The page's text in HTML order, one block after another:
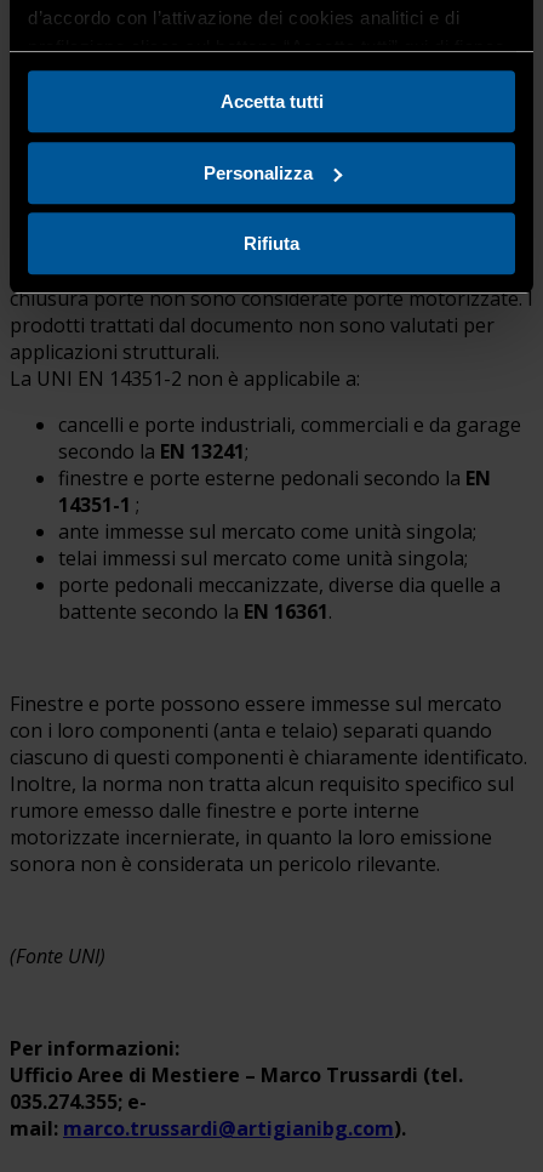
d’accordo con l’attivazione dei cookies analitici e di
profilazione clicca sul bottone “Accetta tutti” qui di fianco.
Accetta tutti
Personalizza
Rifiuta
doppia, che potrebbero essere completati con:
relativi accessori per serramenti;
dispositivi di chiusura porte;
sopra luci integrali;
telaio da includere in una singola apertura.
Le porte azionabili manualmente con dispositivi di
chiusura porte non sono considerate porte motorizzate. I
prodotti trattati dal documento non sono valutati per
applicazioni strutturali.
La UNI EN 14351-2 non è applicabile a:
cancelli e porte industriali, commerciali e da garage
secondo la EN 13241;
finestre e porte esterne pedonali secondo la EN
14351-1 ;
ante immesse sul mercato come unità singola;
telai immessi sul mercato come unità singola;
porte pedonali meccanizzate, diverse dia quelle a
battente secondo la EN 16361.
Finestre e porte possono essere immesse sul mercato
con i loro componenti (anta e telaio) separati quando
ciascuno di questi componenti è chiaramente identificato.
Inoltre, la norma non tratta alcun requisito specifico sul
rumore emesso dalle finestre e porte interne
motorizzate incernierate, in quanto la loro emissione
sonora non è considerata un pericolo rilevante.
(Fonte UNI)
Per informazioni:
Ufficio Aree di Mestiere – Marco Trussardi (tel.
035.274.355; e-
mail: marco.trussardi@artigianibg.com).